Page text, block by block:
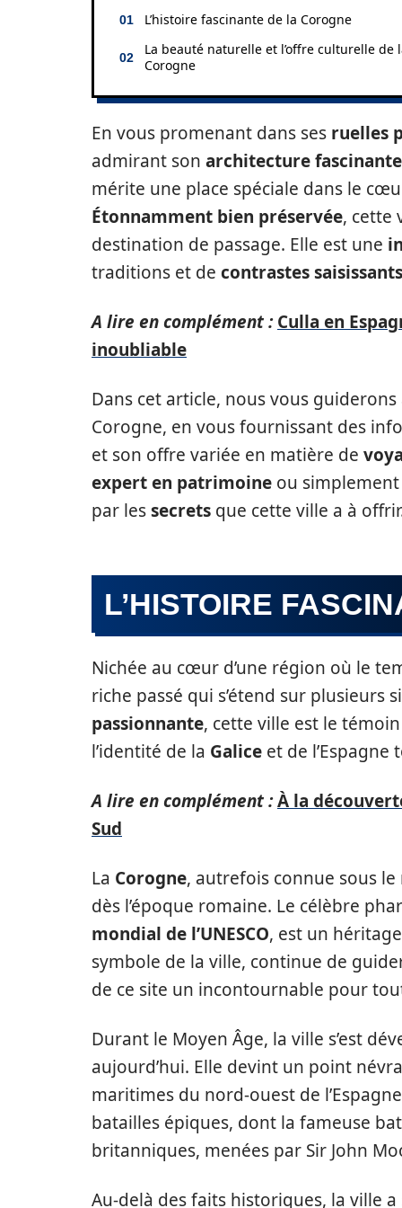
L’histoire fascinante de la Corogne
La beauté naturelle et l’offre culturelle de
Corogne
En vous promenant dans ses ruelles
admirant son architecture fascinante
mérite une place spéciale dans le
Étonnamment bien préservée, cette
destination de passage. Elle est une
traditions et de contrastes saisissants
A lire en complément : Culla en
inoubliable
Dans cet article, nous vous
Corogne, en vous fournissant des
et son offre variée en matière de
expert en patrimoine ou
par lessecrets que cette ville a à
L’HISTOIRE
Nichée au cœur d’une région où le
riche passé qui s’étend sur plusieurs
passionnante, cette ville est le
l’identité de la Galice et de
A lire en complément :À la
Sud
La Corogne, autrefois connue sous
dès l’époque romaine. Le célèbre
mondial de l’UNESCO, est un
symbole de la ville, continue de
de ce site un incontournable pour
Durant le Moyen Âge, la ville s’est
aujourd’hui. Elle devint un point
maritimes du nord-ouest de
batailles épiques, dont la fameuse
britanniques, menées par Sir John
Au-delà des faits historiques, la ville